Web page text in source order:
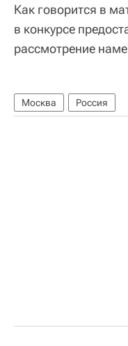
Как говорится в
в конкурсе
рассмотрение
Москва Россия